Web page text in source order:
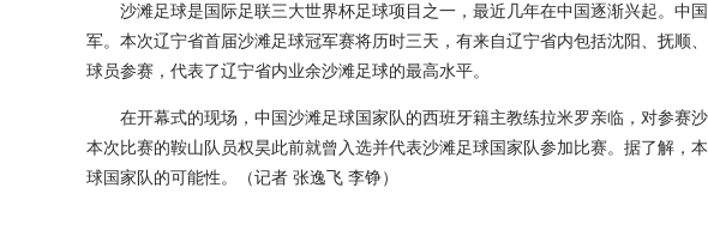
沙滩足球是国际足联三大世界杯足球项目之一，最近几年在中国逐渐兴起。中
军。本次辽宁省首届沙滩足球冠军赛将历时三天，有来自辽宁省内包括沈阳、抚顺
球员参赛，代表了辽宁省内业余沙滩足球的最高水平。
在开幕式的现场，中国沙滩足球国家队的西班牙籍主教练拉米罗亲临，对参赛
本次比赛的鞍山队员权昊此前就曾入选并代表沙滩足球国家队参加比赛。据了解，
球国家队的可能性。（记者 张逸飞 李铮）